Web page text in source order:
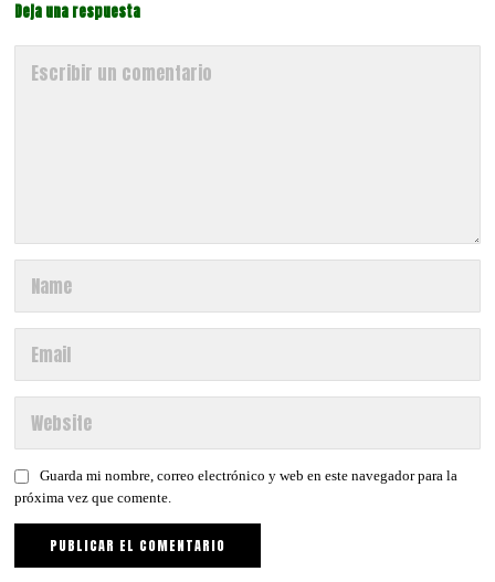
Deja una respuesta
Guarda mi nombre, correo electrónico y web en este navegador para la
próxima vez que comente.